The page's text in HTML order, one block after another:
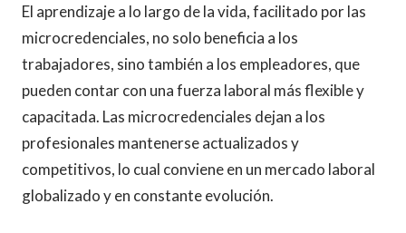
El aprendizaje a lo largo de la vida, facilitado por las
microcredenciales, no solo beneficia a los
trabajadores, sino también a los empleadores, que
pueden contar con una fuerza laboral más flexible y
capacitada. Las microcredenciales dejan a los
profesionales mantenerse actualizados y
competitivos, lo cual conviene en un mercado laboral
globalizado y en constante evolución.